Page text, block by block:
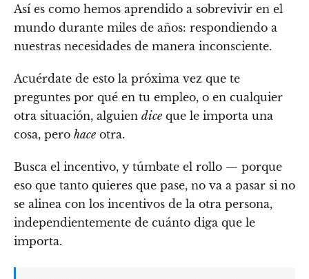
Así es como hemos aprendido a sobrevivir en el
mundo durante miles de años: respondiendo a
nuestras necesidades de manera inconsciente.
Acuérdate de esto la próxima vez que te
preguntes por qué en tu empleo, o en cualquier
otra situación, alguien dice que le importa una
cosa, pero hace otra.
Busca el incentivo, y túmbate el rollo — porque
eso que tanto quieres que pase, no va a pasar si no
se alinea con los incentivos de la otra persona,
independientemente de cuánto diga que le
importa.